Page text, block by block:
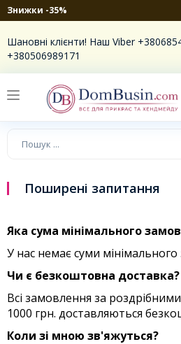
Знижки -35%
Шановні клієнти! Наш Viber
+380506989171
Поширені запитання
Яка сума мінімального
У нас немає суми
Чи є безкоштовна доставка?
Всі замовлення за
1000 грн. доставляються
Коли зі мною зв'яжуться?